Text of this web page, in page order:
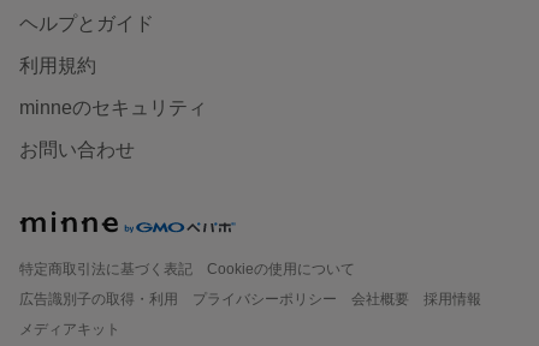
ヘルプとガイド
利用規約
minneのセキュリティ
お問い合わせ
特定商取引法に基づく表記
Cookieの使用について
広告識別子の取得・利用
プライバシーポリシー 会社概要
採用情報
メディアキット